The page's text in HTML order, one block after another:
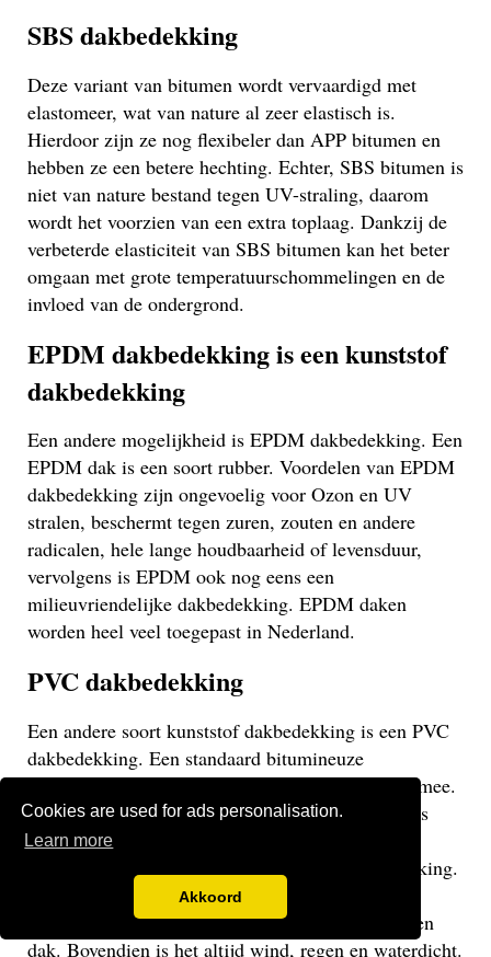
Cookies are used for ads personalisation.
Learn more
Akkoord
SBS dakbedekking
Deze variant van bitumen wordt vervaardigd met
elastomeer, wat van nature al zeer elastisch is.
Hierdoor zijn ze nog flexibeler dan APP bitumen en
hebben ze een betere hechting. Echter, SBS bitumen is
niet van nature bestand tegen UV-straling, daarom
wordt het voorzien van een extra toplaag. Dankzij de
verbeterde elasticiteit van SBS bitumen kan het beter
omgaan met grote temperatuurschommelingen en de
invloed van de ondergrond.
EPDM dakbedekking is een kunststof
dakbedekking
Een andere mogelijkheid is EPDM dakbedekking. Een
EPDM dak is een soort rubber. Voordelen van EPDM
dakbedekking zijn ongevoelig voor Ozon en UV
stralen, beschermt tegen zuren, zouten en andere
radicalen, hele lange houdbaarheid of levensduur,
vervolgens is EPDM ook nog eens een
milieuvriendelijke dakbedekking. EPDM daken
worden heel veel toegepast in Nederland.
PVC dakbedekking
Een andere soort kunststof dakbedekking is een PVC
dakbedekking. Een standaard bitumineuze
dakbedekking gaat veelal niet langer dan 15 jaar mee.
Een EPDM of PVC dak gaat veel langer mee en is
daarom een stuk duurzamer. Een PVC dak heeft
dezelfde eigenschappen als een EPDM dakbedekking.
Het gaat weliswaar iets minder lang mee dan een
EPDM dak, maar uiteraard langer dan een bitumen
dak. Bovendien is het altijd wind, regen en waterdicht.